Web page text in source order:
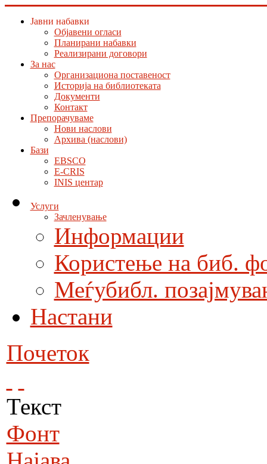
Јавни набавки
Објавени огласи
Планирани набавки
Реализирани договори
За нас
Организациона поставеност
Историја на библиотеката
Документи
Контакт
Препорачуваме
Нови наслови
Архива (наслови)
Бази
EBSCO
E-CRIS
INIS центар
Услуги
Зачленување
Информации
Користење на биб.
Меѓубибл.
Настани
Почеток
Текст
Фонт